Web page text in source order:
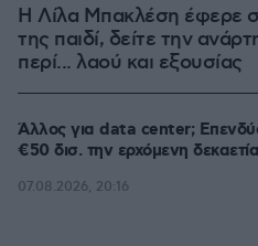
Η Λίλα Μπακλέση έφερε
της παιδί, δείτε την
περί... λαού και εξουσίας
Άλλος για data center;
€50 δισ. την ερχόμενη δεκαετία
07.08.2026, 20:16